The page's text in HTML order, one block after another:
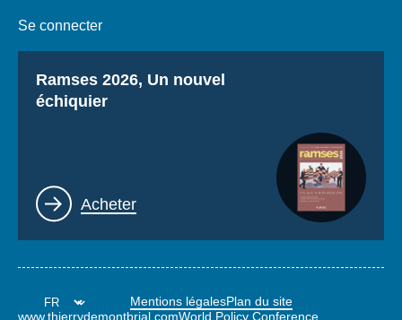
Se connecter
Titre
Ramses 2026, Un nouvel
échiquier
Lien
Acheter
Mentions légalesPlan du site
www.thierrydemontbrial.comWorld Policy Conference